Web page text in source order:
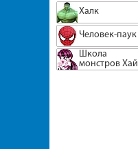
Халк
Человек-паук
Школа
монстров Хай